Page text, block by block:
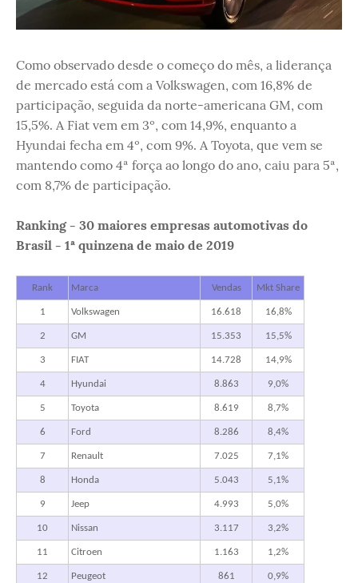
Como observado desde o começo do mês, a liderança
de mercado está com a Volkswagen, com 16,8% de
participação, seguida da norte-americana GM, com
15,5%. A Fiat vem em 3º, com 14,9%, enquanto a
Hyundai fecha em 4º, com 9%. A Toyota, que vem se
mantendo como 4ª força ao longo do ano, caiu para 5ª,
com 8,7% de participação.
Ranking - 30 maiores empresas automotivas do
Brasil - 1ª quinzena de maio de 2019
Rank Marca Vendas Mkt Share
1 Volkswagen 16.618 16,8%
2 GM 15.353 15,5%
3 FIAT 14.728 14,9%
4 Hyundai 8.863 9,0%
5 Toyota 8.619 8,7%
6 Ford 8.286 8,4%
7 Renault 7.025 7,1%
8 Honda 5.043 5,1%
9 Jeep 4.993 5,0%
10 Nissan 3.117 3,2%
11 Citroen 1.163 1,2%
12 Peugeot 861 0,9%